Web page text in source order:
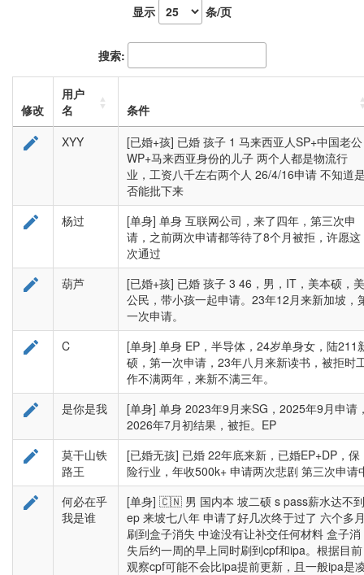
显示 条/页
搜索:
修改
用户
名
条件
 XYY
[已婚+孩] 已婚 孩子 1 马来西亚人SP+中国老公
WP+马来西亚身份的儿子 两个人都是物流行
业，工资八千左右两个人 26/4/16申请 不知道
否能批下来
 杨过
[单身] 单身 互联网公司，来了四年，第三次申
请，之前两次申请都等待了8个月被拒，许愿这
次通过
 葫芦
[已婚+孩] 已婚 孩子 3 46，男，IT，美本硕，美
公民，带小孩一起申请。23年12月来新加坡，
一次申请。
 C
[单身] 单身 EP，半导体，24岁单身女，陆211
硕，第一次申请，23年八月来新读书，被拒时
作不满两年，来新不满三年。
 是你是我
[单身] 单身 2023年9月来SG，2025年9月申请
2026年7月初结果，被拒。EP

莫干山铁
路王
[已婚无孩] 已婚 22年底来新，已婚EP+DP，保
险行业，年收500k+ 申请两次悲剧 第三次申请

何必在乎
我是谁
[单身] 🇨🇳 男 国内本 坡二硕 s pass薪水达不到
ep 来坡七八年 申请了好几次终于过了 六个多
刷到盒子消失 中途没有让补交任何材料 盒子消
失后约一周的早上同时刷到cpf和ipa。根据目前
观察cpf可能不会比ipa提前更新，且一般ipa是